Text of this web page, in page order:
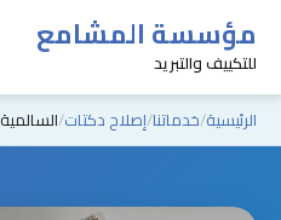
مؤسسة المشامع
للتكييف والتبريد
الرئيسية خدماتنا إصلاح دكتات السالمية